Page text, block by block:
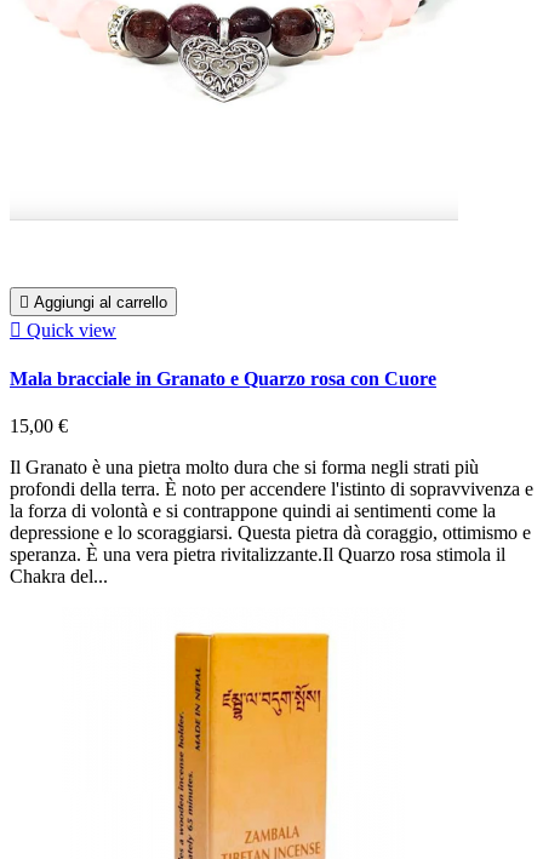
 Aggiungi al carrello
 Quick view
Mala bracciale in Granato e Quarzo rosa con Cuore
15,00 €
Il Granato è una pietra molto dura che si forma negli strati più
profondi della terra. È noto per accendere l'istinto di sopravvivenza e
la forza di volontà e si contrappone quindi ai sentimenti come la
depressione e lo scoraggiarsi. Questa pietra dà coraggio, ottimismo e
speranza. È una vera pietra rivitalizzante.Il Quarzo rosa stimola il
Chakra del...